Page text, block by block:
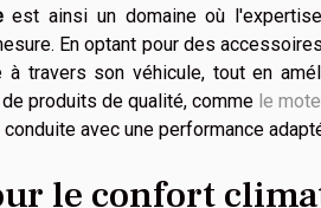
est ainsi un domaine où
En optant pour des
à travers son véhicule, tout en
produits de qualité, comme le
avec une performance
le confort